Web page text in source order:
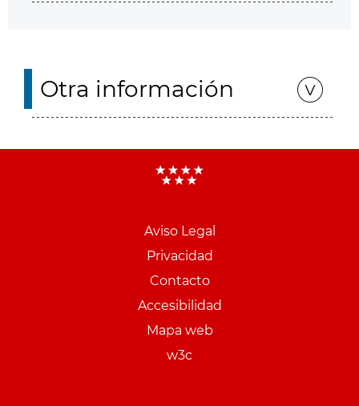
Otra información
Aviso Legal
Privacidad
Contacto
Accesibilidad
Mapa web
w3c